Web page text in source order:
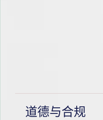
道德与合规